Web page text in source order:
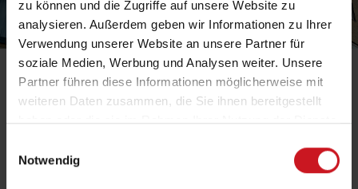
zu können und die Zugriffe auf unsere Website zu
analysieren. Außerdem geben wir Informationen zu Ihrer
Verwendung unserer Website an unsere Partner für
soziale Medien, Werbung und Analysen weiter. Unsere
Partner führen diese Informationen möglicherweise mit
weiteren Daten zusammen, die Sie ihnen bereitgestellt
haben oder die sie im Rahmen Ihrer Nutzung der Dienste
Notwendig
Ihr Standort: Fachlexikon / Publikationen|Stichwort
Fachlexikon für Putze & Beschichtungen
Isolieren